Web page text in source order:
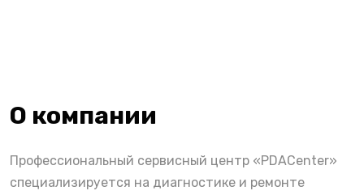
О компании
Профессиональный сервисный центр «PDACenter»
специализируется на диагностике и ремонте